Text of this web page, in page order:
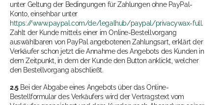
unter Geltung der Bedingungen für Zahlungen ohne PayPal-
Konto, einsehbar unter
https://www.paypal.com/de/legalhub/paypal/privacywax-full.
Zahlt der Kunde mittels einer im Online-Bestellvorgang
auswählbaren von PayPal angebotenen Zahlungsart, erklärt der
Verkäufer schon jetzt die Annahme des Angebots des Kunden in
dem Zeitpunkt, in dem der Kunde den Button anklickt, welcher
den Bestellvorgang abschließt.
2.5Bei der Abgabe eines Angebots über das Online-
Bestellformular des Verkäufers wird der Vertragstext vom